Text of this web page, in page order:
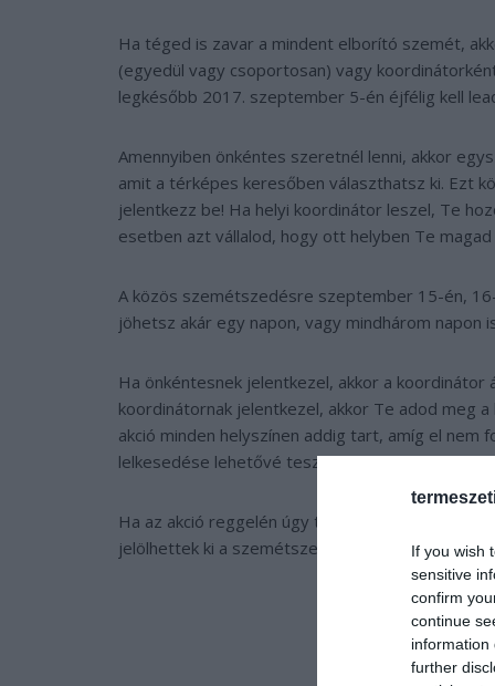
If you wish
sensitive
confirm
continue
information
further
Ha téged is zavar a mindent elborító szemét,
(egyedül vagy csoportosan) vagy
legkésőbb 2017. szeptember 5-én éjfélig kell
Amennyiben önkéntes szeretnél lenni, akkor
amit a térképes keresőben választhatsz ki. Ezt
jelentkezz be! Ha helyi koordinátor leszel, Te
esetben azt vállalod, hogy ott helyben Te
A közös szemétszedésre szeptember 15-én,
jöhetsz akár egy napon, vagy mindhárom napon
Ha önkéntesnek jelentkezel, akkor a
koordinátornak jelentkezel, akkor Te adod meg
akció minden helyszínen addig tart, amíg el
lelkesedése lehetővé teszi.
Ha az akció reggelén úgy tűnik, hogy az eső
jelölhettek ki a szemétszedésre. Esőnapot